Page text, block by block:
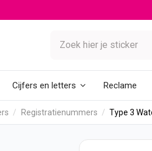
Cijfers en letters Reclame
Registratienummers Type 3